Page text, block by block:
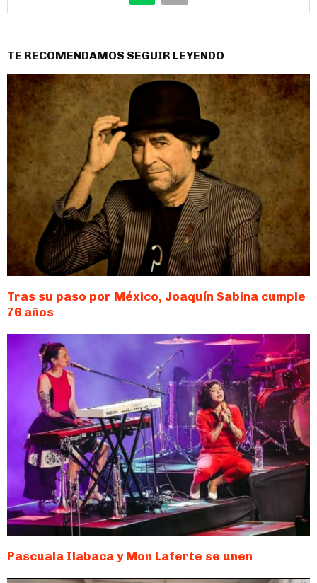
TE RECOMENDAMOS SEGUIR LEYENDO
Tras su paso por México, Joaquín Sabina cumple
76 años
Pascuala Ilabaca y Mon Laferte se unen